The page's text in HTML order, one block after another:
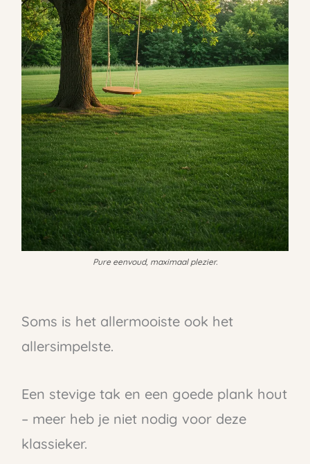
Pure eenvoud, maximaal plezier.
Soms is het allermooiste ook het
allersimpelste.
Een stevige tak en een goede plank hout
– meer heb je niet nodig voor deze
klassieker.